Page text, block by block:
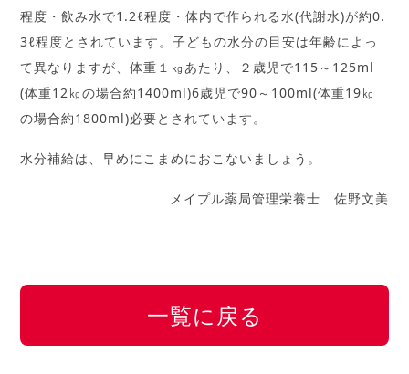
程度・飲み水で1.2ℓ程度・体内で作られる水(代謝水)が約0.
3ℓ程度とされています。子どもの水分の目安は年齢によっ
て異なりますが、体重１㎏あたり、２歳児で115～125ml
(体重12㎏の場合約1400ml)6歳児で90～100ml(体重19㎏
の場合約1800ml)必要とされています。
水分補給は、早めにこまめにおこないましょう。
メイプル薬局管理栄養士 佐野文美
一覧に戻る